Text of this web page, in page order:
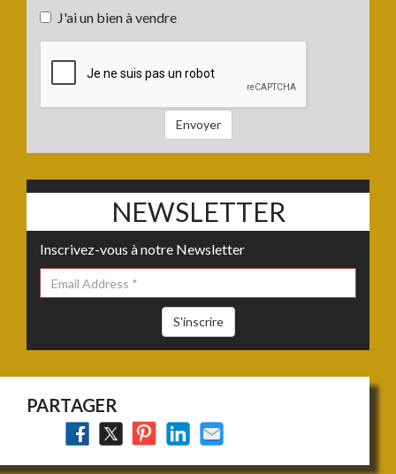
projet
:
J'ai un bien à vendre
un
Envoyer
NEWSLETTER
Inscrivez-vous à notre Newsletter
S'inscrire
PARTAGER